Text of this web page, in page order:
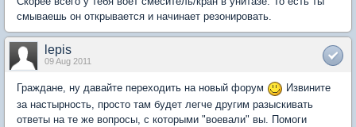
смываешь он открывается и начинает резонировать.
lepis
09 Aug 2011
Граждане, ну давайте переходить на новый форум
Извините
за настырность, просто там будет легче другим разыскивать
ответы на те же вопросы, с которыми "воевали" вы. Помоги